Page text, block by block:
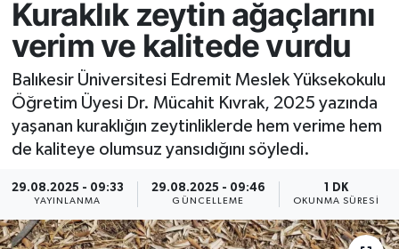
Kuraklık zeytin ağaçlarını
verim ve kalitede vurdu
Balıkesir Üniversitesi Edremit Meslek Yüksekokulu
Öğretim Üyesi Dr. Mücahit Kıvrak, 2025 yazında
yaşanan kuraklığın zeytinliklerde hem verime hem
de kaliteye olumsuz yansıdığını söyledi.
29.08.2025 - 09:33
YAYINLANMA
29.08.2025 - 09:46
GÜNCELLEME
1 DK
OKUNMA SÜRESI
Gündem
Kültür-Sanat
Resmi İlan